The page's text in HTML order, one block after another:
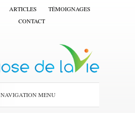
ARTICLES
TÉMOIGNAGES
CONTACT
NAVIGATION MENU